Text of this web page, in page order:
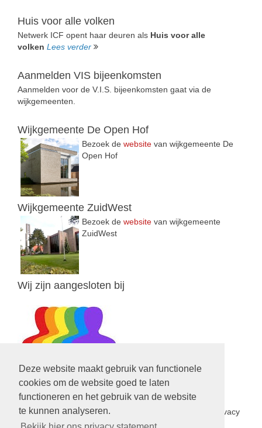
Deze website maakt gebruik van functionele
cookies om de website goed te laten
functioneren en het gebruik van de website
te kunnen analyseren.
Huis voor alle volken
Netwerk ICF opent haar deuren als Huis voor alle
volken Lees verder
Aanmelden VIS bijeenkomsten
Aanmelden voor de V.I.S. bijeenkomsten gaat via de
wijkgemeenten.
Wijkgemeente De Open Hof
Bezoek de website van wijkgemeente De
Open Hof
Wijkgemeente ZuidWest
Bezoek de website van wijkgemeente
ZuidWest
Wij zijn aangesloten bij
Privacy Statement
In het kader van de nieuwe privacy wetgeving is een privacy
statement opgesteld voor de PGV.Lees hier verder